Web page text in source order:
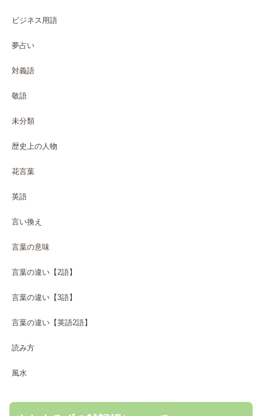
ビジネス用語
夢占い
対義語
敬語
未分類
歴史上の人物
花言葉
英語
言い換え
言葉の意味
言葉の違い【2語】
言葉の違い【3語】
言葉の違い【英語2語】
読み方
風水